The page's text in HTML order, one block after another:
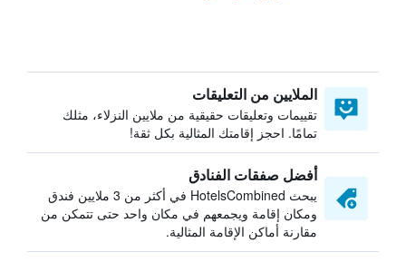
الملايين من التعليقات
تقييمات وتعليقات حقيقية من ملايين النزلاء، مثلك
تمامًا. احجز إقامتك المثالية بكل ثقة!
أفضل صفقات الفنادق
يبحث HotelsCombined في أكثر من 3 ملايين فندق
ومكان إقامة ويجمعهم في مكان واحد حتى تتمكن من
مقارنة أماكن الإقامة المثالية.